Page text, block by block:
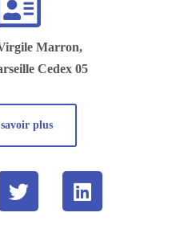
Marron,
Cedex 05
plus